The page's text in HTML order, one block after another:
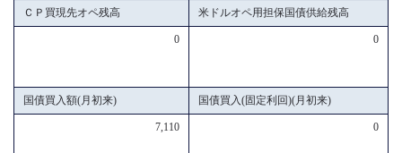
ＣＰ買現先オペ残高 米ドルオペ用担保国債供給残高
0 0
国債買入額(月初来) 国債買入(固定利回)(月初来)
7,110 0